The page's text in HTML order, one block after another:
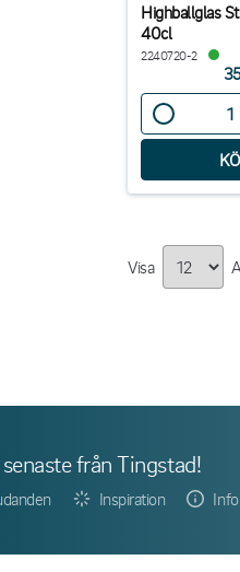
Highballglas
40cl
2240720-2
Visa
senaste från Tingstad!
Inspiration